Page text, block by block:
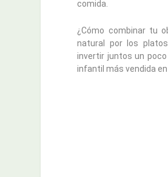
comida.
¿Cómo combinar tu
natural por los
invertir juntos un
infantil más vendida en